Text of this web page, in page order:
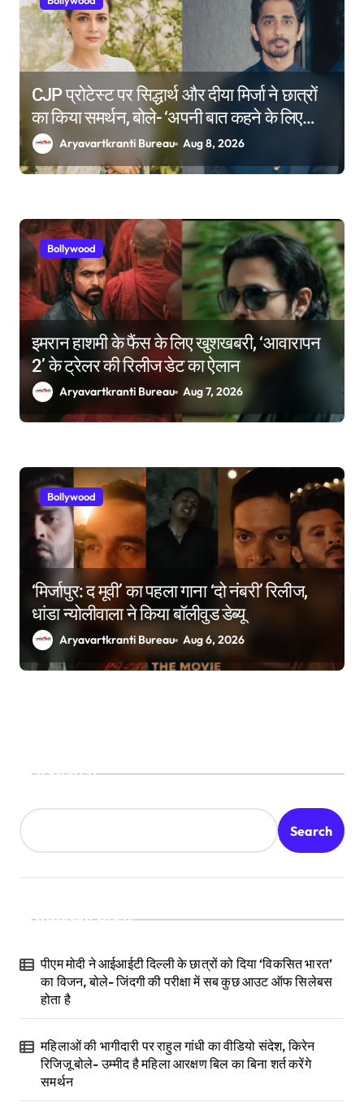
CJP प्रोटेस्ट पर सिद्धार्थ और दीया मिर्जा ने छात्रों
का किया समर्थन, बोले- ‘अपनी बात कहने के लिए
किसी की इजाजत जरूरी नहीं’
Aryavartkranti Bureau Aug 8, 2026
Bollywood
इमरान हाशमी के फैंस के लिए खुशखबरी, ‘आवारापन
2’ के ट्रेलर की रिलीज डेट का ऐलान
Aryavartkranti Bureau Aug 7, 2026
Bollywood
‘मिर्जापुर: द मूवी’ का पहला गाना ‘दो नंबरी’ रिलीज,
धांडा न्योलीवाला ने किया बॉलीवुड डेब्यू
Aryavartkranti Bureau Aug 6, 2026
Search
Search
Recent Posts
पीएम मोदी ने आईआईटी दिल्ली के छात्रों को दिया ‘विकसित भारत’
का विजन, बोले- जिंदगी की परीक्षा में सब कुछ आउट ऑफ सिलेबस
होता है
महिलाओं की भागीदारी पर राहुल गांधी का वीडियो संदेश, किरेन
रिजिजू बोले- उम्मीद है महिला आरक्षण बिल का बिना शर्त करेंगे
समर्थन